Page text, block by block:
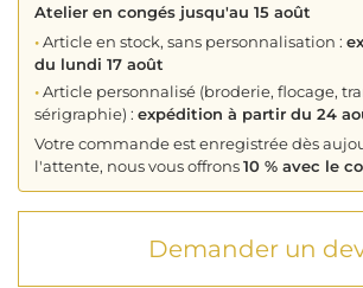
Atelier en congés jusqu'au 15 août
•Article en stock, sans personnalisation :
du lundi 17 août
•Article personnalisé (broderie, flocage,
sérigraphie) : expédition à partir du 24
Votre commande est enregistrée dès
l'attente, nous vous offrons10 % avec le
Demander un